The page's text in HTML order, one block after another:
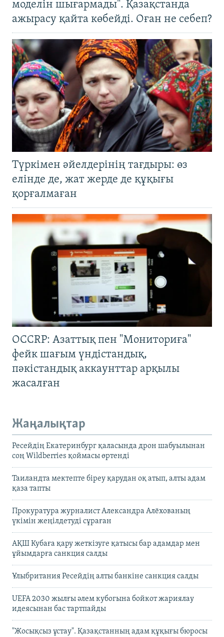
моделін шығармады". Қазақстанда
ажырасу қайта көбейді. Оған не себеп?
Түркімен әйелдерінің тағдыры: өз
елінде де, жат жерде де құқығы
қорғалмаған
OCCRP: Азаттық пен "Мониториға"
фейк шағым үндістандық,
пәкістандық аккаунттар арқылы
жасалған
Жаңалықтар
Ресейдің Екатеринбург қаласында дрон шабуылынан
соң Wildberries қоймасы өртенді
Таиландта мектепте біреу қарудан оқ атып, алты адам
қаза тапты
Прокуратура журналист Александра Алёхованың
үкімін жеңілдетуді сұраған
АҚШ Кубаға қару жеткізуге қатысы бар адамдар мен
ұйымдарға санкция салды
Ұлыбритания Ресейдің алты банкіне санкция салды
UEFA 2030 жылғы әлем кубогына бойкот жариялау
идеясынан бас тартпайды
"Жосықсыз ұстау". Қазақстанның адам құқығы бюросы